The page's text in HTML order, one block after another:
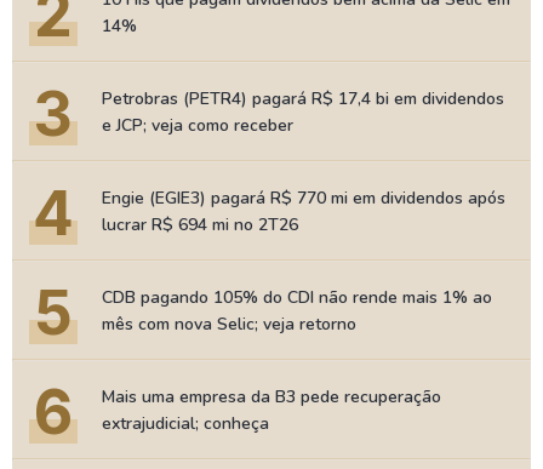
2
14%
3
Petrobras (PETR4) pagará R$ 17,4 bi em dividendos
e JCP; veja como receber
4
Engie (EGIE3) pagará R$ 770 mi em dividendos após
lucrar R$ 694 mi no 2T26
5
CDB pagando 105% do CDI não rende mais 1% ao
mês com nova Selic; veja retorno
6
Mais uma empresa da B3 pede recuperação
extrajudicial; conheça